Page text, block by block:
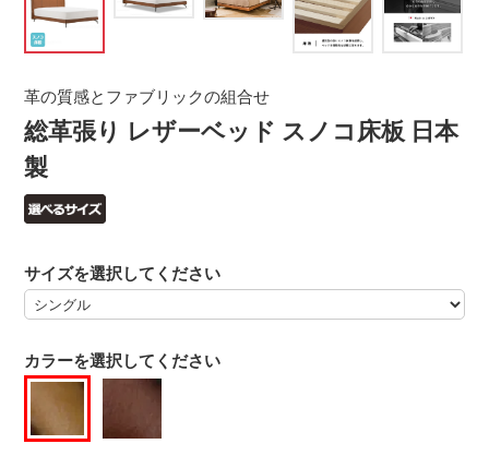
総革張り レザーベッド スノコ床板 日本
製
革の質感とファブリックの組合せ
カラーを選択してください
サイズを選択してください